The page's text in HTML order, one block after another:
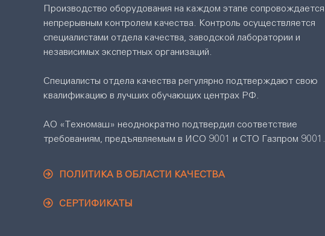
Производство оборудования на каждом этапе сопровождается
непрерывным контролем качества. Контроль осуществляется
специалистами отдела качества, заводской лаборатории и
независимых экспертных организаций.
Специалисты отдела качества регулярно подтверждают свою
квалификацию в лучших обучающих центрах РФ.
АО «Техномаш» неоднократно подтвердил соответствие
требованиям, предъявляемым в ИСО 9001 и СТО Газпром 9001.
ПОЛИТИКА В ОБЛАСТИ КАЧЕСТВА
СЕРТИФИКАТЫ